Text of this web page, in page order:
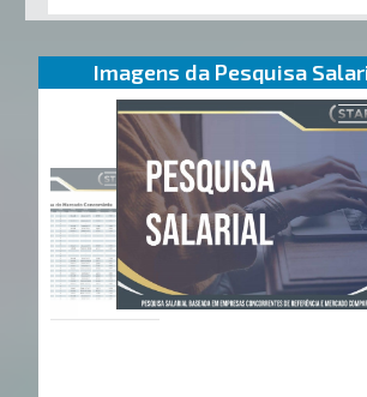
Imagens da Pesquisa